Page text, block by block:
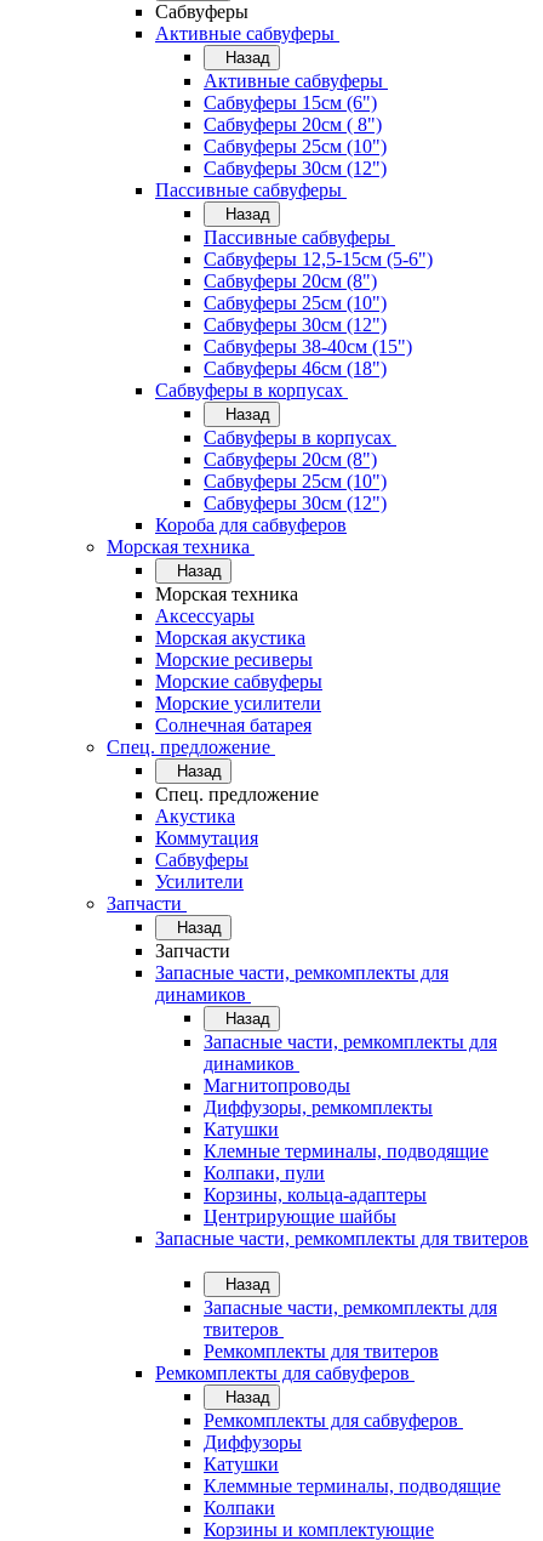
Сабвуферы
Активные сабвуферы
Назад
Активные сабвуферы
Сабвуферы 15см (6")
Сабвуферы 20см ( 8")
Сабвуферы 25см (10")
Сабвуферы 30см (12")
Пассивные сабвуферы
Назад
Пассивные сабвуферы
Сабвуферы 12,5-15см (5-6")
Сабвуферы 20см (8")
Сабвуферы 25см (10")
Сабвуферы 30см (12")
Сабвуферы 38-40см (15")
Сабвуферы 46см (18")
Сабвуферы в корпусах
Назад
Сабвуферы в корпусах
Сабвуферы 20см (8")
Сабвуферы 25см (10")
Сабвуферы 30см (12")
Короба для сабвуферов
Морская техника
Назад
Морская техника
Аксессуары
Морская акустика
Морские ресиверы
Морские сабвуферы
Морские усилители
Солнечная батарея
Спец. предложение
Назад
Спец. предложение
Акустика
Коммутация
Сабвуферы
Усилители
Запчасти
Назад
Запчасти
Запасные части, ремкомплекты для
динамиков
Назад
Запасные части, ремкомплекты для
динамиков
Магнитопроводы
Диффузоры, ремкомплекты
Катушки
Клемные терминалы, подводящие
Колпаки, пули
Корзины, кольца-адаптеры
Центрирующие шайбы
Запасные части, ремкомплекты для твитеров
Назад
Запасные части, ремкомплекты для
твитеров
Ремкомплекты для твитеров
Ремкомплекты для сабвуферов
Назад
Ремкомплекты для сабвуферов
Диффузоры
Катушки
Клеммные терминалы, подводящие
Колпаки
Корзины и комплектующие